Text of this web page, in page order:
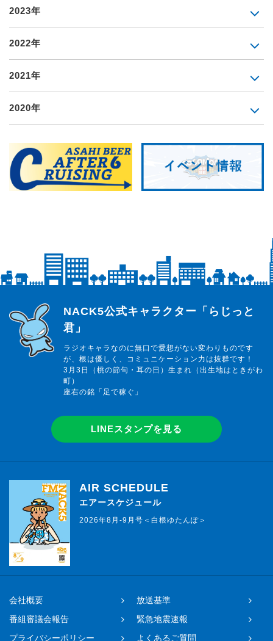
2023年
2022年
2021年
2020年
らじっと君
NACK5公式キャラクター「らじっと
君」
ラジオキャラなのに無口で愛想がない変わりものです
が、根は優しく、コミュニケーション力は抜群です！
3月3日（桃の節句・耳の日）生まれ（出生地はときがわ
町）
座右の銘「足で稼ぐ」
LINEスタンプを見る
AIR SCHEDULE
エアースケジュール
2026年8月-9月号＜白根ゆたんぽ＞
会社概要
放送基準
番組審議会報告
緊急地震速報
プライバシーポリシー
よくあるご質問